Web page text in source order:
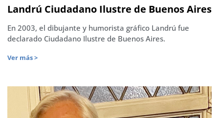
Landrú Ciudadano Ilustre de Buenos Aires
En 2003, el dibujante y humorista gráfico Landrú fue
declarado Ciudadano Ilustre de Buenos Aires.
Ver más >